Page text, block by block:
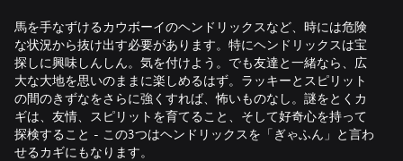
馬を手なずけるカウボーイのヘンドリックスなど、時には危険
な状況から抜け出す必要があります。特にヘンドリックスは宝
探しに興味しんしん。気を付けよう。でも友達と一緒なら、広
大な大地を思いのままに楽しめるはず。ラッキーとスピリット
の間のきずなをさらに強くすれば、怖いものなし。謎をとくカ
ギは、友情、スピリットを育てること、そして好奇心を持って
探検すること - この3つはヘンドリックスを「ぎゃふん」と言わ
せるカギにもなります。